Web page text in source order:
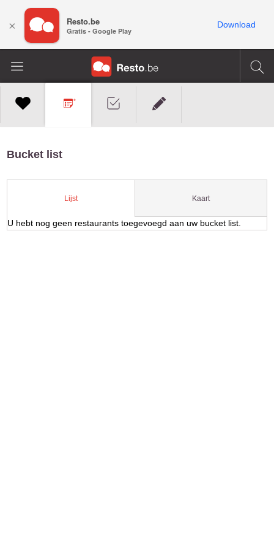
Bucket list
Lijst Kaart
U hebt nog geen restaurants toegevoegd aan uw bucket list.
× Resto.be
Gratis - Google Play
Download